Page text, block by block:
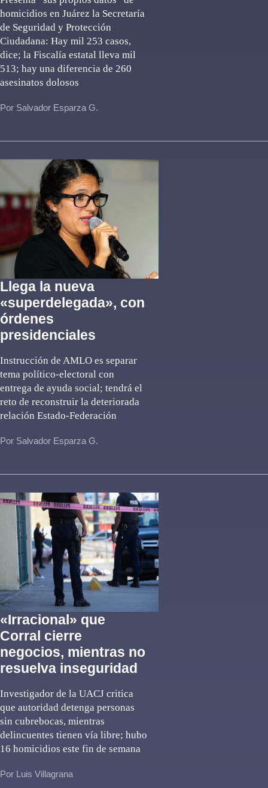
homicidios en Juárez la Secretaría
de Seguridad y Protección
Ciudadana: Hay mil 253 casos,
dice; la Fiscalía estatal lleva mil
513; hay una diferencia de 260
asesinatos dolosos
Por Salvador Esparza G.
Llega la nueva
«superdelegada», con
órdenes
presidenciales
Instrucción de AMLO es separar
tema político-electoral con
entrega de ayuda social; tendrá el
reto de reconstruir la deteriorada
relación Estado-Federación
Por Salvador Esparza G.
«Irracional» que
Corral cierre
negocios, mientras no
resuelva inseguridad
Investigador de la UACJ critica
que autoridad detenga personas
sin cubrebocas, mientras
delincuentes tienen vía libre; hubo
16 homicidios este fin de semana
Por Luis Villagrana